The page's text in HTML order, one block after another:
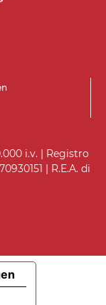
i.v. | Registro
| R.E.A. di